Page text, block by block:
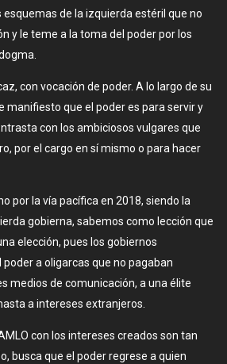
de la izquierda estéril que no
y le teme a la toma del poder por los
con vocación de poder. A lo largo de su
manifiesto que el poder es para servir y
con los ambiciosos vulgares que
por el cargo en sí mismo o para hacer
por la vía pacífica en 2018, siendo la
gobierna, sabemos como lección que
elección, pues los gobiernos
a oligarcas que no pagaban
medios de comunicación, a una élite
a intereses extranjeros.
con los intereses creados son tan
busca que el poder regrese a quien